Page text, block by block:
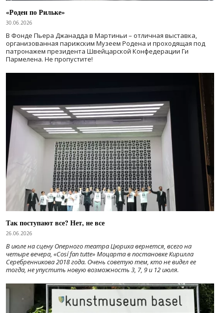
«Роден по Рильке»
30.06.2026
В Фонде Пьера Джанадда в Мартиньи – отличная выставка,
организованная парижским Музеем Родена и проходящая под
патронажем президента Швейцарской Конфедерации Ги
Пармелена. Не пропустите!
Так поступают все? Нет, не все
26.06.2026
В июле на сцену Оперного театра Цюриха вернется, всего на
четыре вечера, «Cosí fan tutte» Моцарта в постановке Кирилла
Серебренникова 2018 года. Очень советую тем, кто не видел ее
тогда, не упустить новую возможность 3, 7, 9 и 12 июля.